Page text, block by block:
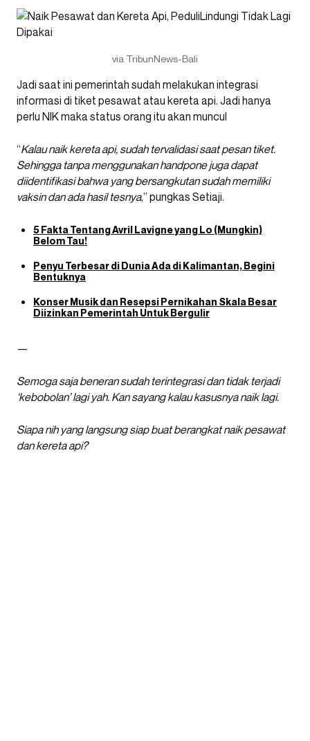
via TribunNews-Bali
Jadi saat ini pemerintah sudah melakukan integrasi
informasi di tiket pesawat atau kereta api. Jadi hanya
perlu NIK maka status orang itu akan muncul
“Kalau naik kereta api, sudah tervalidasi saat pesan tiket.
Sehingga tanpa menggunakan handpone juga dapat
diidentifikasi bahwa yang bersangkutan sudah memiliki
vaksin dan ada hasil tesnya,” pungkas Setiaji.
5 Fakta Tentang Avril Lavigne yang Lo (Mungkin)
Belom Tau!
Penyu Terbesar di Dunia Ada di Kalimantan, Begini
Bentuknya
Konser Musik dan Resepsi Pernikahan Skala Besar
Diizinkan Pemerintah Untuk Bergulir
—
Semoga saja beneran sudah terintegrasi dan tidak terjadi
‘kebobolan’ lagi yah. Kan sayang kalau kasusnya naik lagi.
Siapa nih yang langsung siap buat berangkat naik pesawat
dan kereta api?